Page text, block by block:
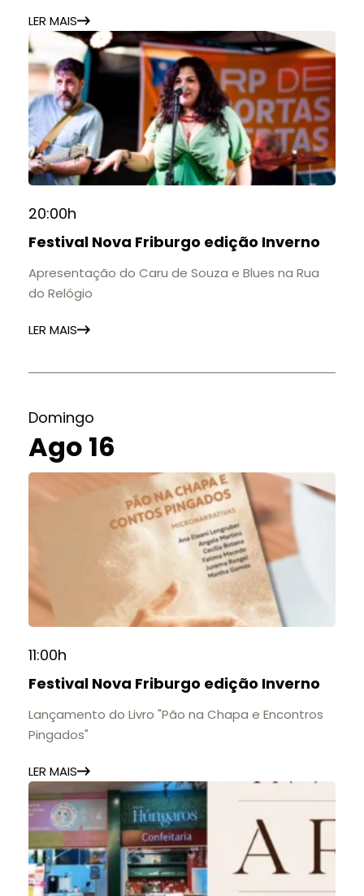
LER MAIS
20:00h
Festival Nova Friburgo edição Inverno
Apresentação do Caru de Souza e Blues na Rua
do Relógio
LER MAIS
Domingo
Ago 16
11:00h
Festival Nova Friburgo edição Inverno
Lançamento do Livro "Pão na Chapa e Encontros
Pingados"
LER MAIS